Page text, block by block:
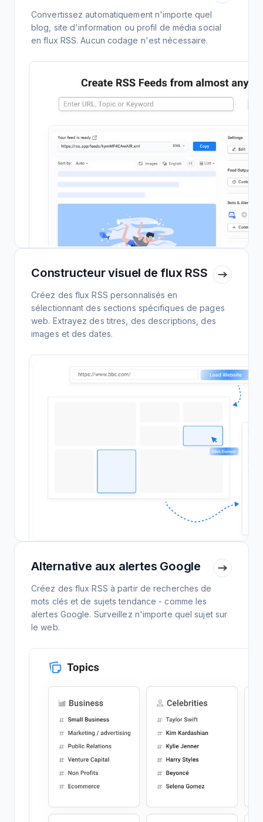
Convertissez automatiquement n'importe quel
blog, site d'information ou profil de média social
en flux RSS. Aucun codage n'est nécessaire.
Constructeur visuel de flux RSS
Créez des flux RSS personnalisés en
sélectionnant des sections spécifiques de pages
web. Extrayez des titres, des descriptions, des
images et des dates.
Alternative aux alertes Google
Créez des flux RSS à partir de recherches de
mots clés et de sujets tendance - comme les
alertes Google. Surveillez n'importe quel sujet sur
le web.